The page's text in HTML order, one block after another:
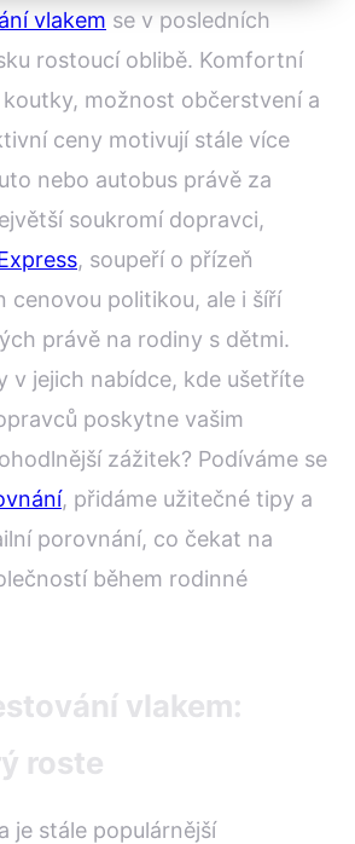
vlakem se v posledních
rostoucí oblibě. Komfortní
možnost občerstvení a
ceny motivují stále více
nebo autobus právě za
soukromí dopravci,
, soupeří o přízeň
cenovou politikou, ale i šíří
právě na rodiny s dětmi.
v jejich nabídce, kde ušetříte
poskytne vašim
zážitek? Podíváme se
, přidáme užitečné tipy a
porovnání, co čekat na
během rodinné
vlakem:
roste
je stále populárnější